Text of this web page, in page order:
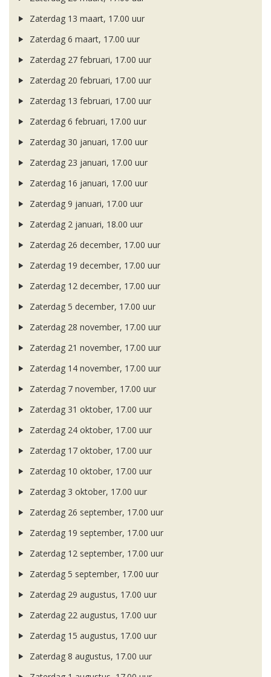
Zaterdag 13 maart, 17.00 uur
Zaterdag 6 maart, 17.00 uur
Zaterdag 27 februari, 17.00 uur
Zaterdag 20 februari, 17.00 uur
Zaterdag 13 februari, 17.00 uur
Zaterdag 6 februari, 17.00 uur
Zaterdag 30 januari, 17.00 uur
Zaterdag 23 januari, 17.00 uur
Zaterdag 16 januari, 17.00 uur
Zaterdag 9 januari, 17.00 uur
Zaterdag 2 januari, 18.00 uur
Zaterdag 26 december, 17.00 uur
Zaterdag 19 december, 17.00 uur
Zaterdag 12 december, 17.00 uur
Zaterdag 5 december, 17.00 uur
Zaterdag 28 november, 17.00 uur
Zaterdag 21 november, 17.00 uur
Zaterdag 14 november, 17.00 uur
Zaterdag 7 november, 17.00 uur
Zaterdag 31 oktober, 17.00 uur
Zaterdag 24 oktober, 17.00 uur
Zaterdag 17 oktober, 17.00 uur
Zaterdag 10 oktober, 17.00 uur
Zaterdag 3 oktober, 17.00 uur
Zaterdag 26 september, 17.00 uur
Zaterdag 19 september, 17.00 uur
Zaterdag 12 september, 17.00 uur
Zaterdag 5 september, 17.00 uur
Zaterdag 29 augustus, 17.00 uur
Zaterdag 22 augustus, 17.00 uur
Zaterdag 15 augustus, 17.00 uur
Zaterdag 8 augustus, 17.00 uur